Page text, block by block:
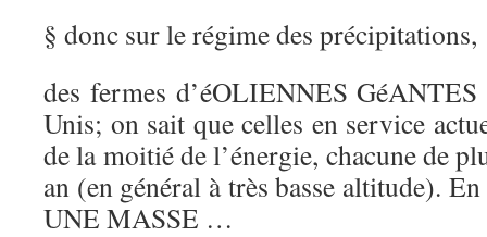
§ donc sur le régime des précipitations,
des fermes d’éOLIENNES GéANTES
Unis; on sait que celles en service
de la moitié de l’énergie, chacune de
an (en général à très basse altitude).
UNE MASSE …